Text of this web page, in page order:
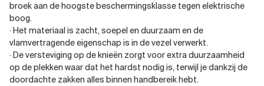
broek aan de hoogste beschermingsklasse tegen elektrische
boog.
· Het materiaal is zacht, soepel en duurzaam en de
vlamvertragende eigenschap is in de vezel verwerkt.
· De versteviging op de knieën zorgt voor extra duurzaamheid
op de plekken waar dat het hardst nodig is, terwijl je dankzij de
doordachte zakken alles binnen handbereik hebt.